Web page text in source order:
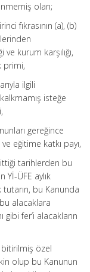
olan;
fıkrasının (a), (b)
kurum karşılığı,
primi,
ilgili
isteğe
gereğince
eğitime katkı payı,
tarihlerden bu
Yİ-ÜFE aylık
bu Kanunda
alacaklara
fer’i alacakların
özel
olup bu Kanunun